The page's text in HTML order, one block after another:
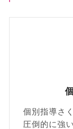
個別指導さ
圧倒的に強